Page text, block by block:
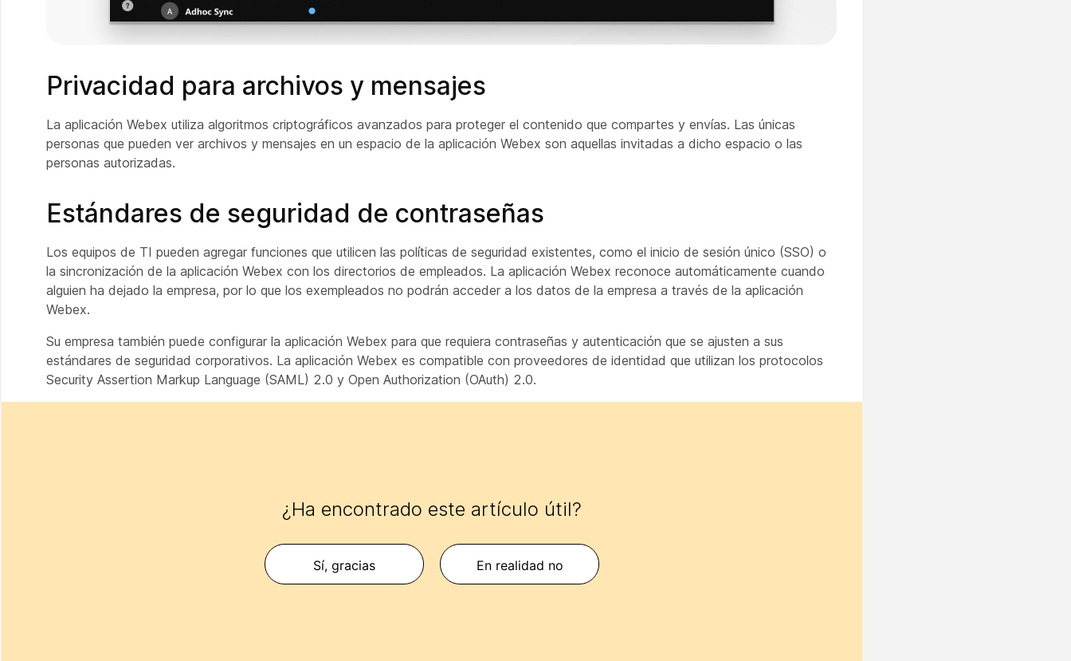
Privacidad para archivos y mensajes
La aplicación Webex utiliza algoritmos criptográficos avanzados para proteger el contenido que compartes y envías. Las únicas
personas que pueden ver archivos y mensajes en un espacio de la aplicación Webex son aquellas invitadas a dicho espacio o las
personas autorizadas.
Estándares de seguridad de contraseñas
Los equipos de TI pueden agregar funciones que utilicen las políticas de seguridad existentes, como el inicio de sesión único (SSO) o
la sincronización de la aplicación Webex con los directorios de empleados. La aplicación Webex reconoce automáticamente cuando
alguien ha dejado la empresa, por lo que los exempleados no podrán acceder a los datos de la empresa a través de la aplicación
Webex.
Su empresa también puede configurar la aplicación Webex para que requiera contraseñas y autenticación que se ajusten a sus
estándares de seguridad corporativos. La aplicación Webex es compatible con proveedores de identidad que utilizan los protocolos
Security Assertion Markup Language (SAML) 2.0 y Open Authorization (OAuth) 2.0.
¿Ha encontrado este artículo útil?
Sí, gracias En realidad no